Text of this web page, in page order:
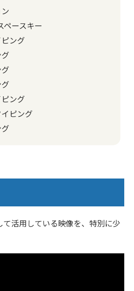
ースキー
ング
ング
ピング
活用している映像を、特別に少